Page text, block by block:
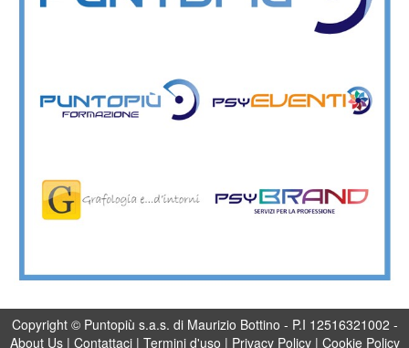
Copyright © Puntopiù s.a.s. di Maurizio Bottino - P.I 12516321002 -
About Us| Contattaci| Termini d'uso | Privacy Policy | Cookie Policy